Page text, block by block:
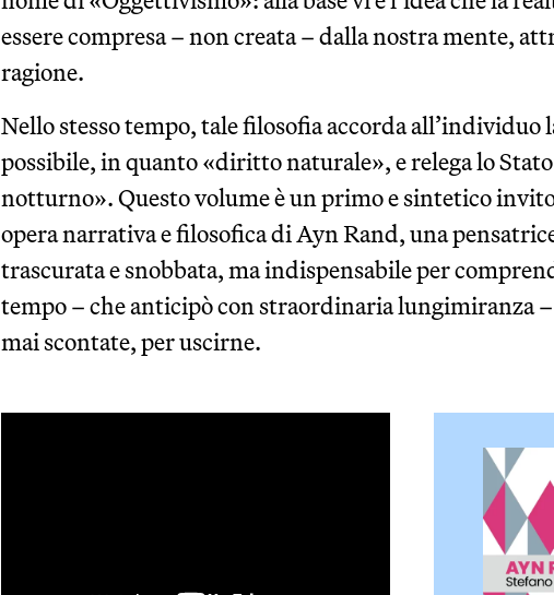
essere compresa – non creata – dalla nostra mente,
ragione.
Nello stesso tempo, tale filosofia accorda all’individuo
possibile, in quanto «diritto naturale», e relega lo
notturno». Questo volume è un primo e sintetico
opera narrativa e filosofica di Ayn Rand, una
trascurata e snobbata, ma indispensabile per
tempo – che anticipò con straordinaria lungimiranza
mai scontate, per uscirne.